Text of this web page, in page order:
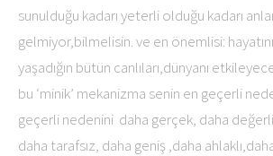
sunulduğu kadarı yeterli olduğu kadarı
gelmiyor,bilmelisin. ve en önemlisi:
yaşadığın bütün canlıları,dünyanı
bu ‘minik’ mekanizma senin en geçerli
geçerli nedenini daha gerçek, daha
daha tarafsız, daha geniş ,daha